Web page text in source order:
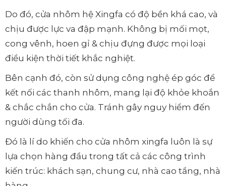
Do đó, cửa nhôm hệ Xingfa có độ bền khá cao, và
chịu được lực va đập mạnh. Không bị mối mọt,
cong vênh, hoen gỉ & chịu đựng được mọi loại
điều kiện thời tiết khắc nghiệt.
Bên cạnh đó, còn sử dụng công nghệ ép góc để
kết nối các thanh nhôm, mang lại độ khỏe khoắn
& chắc chắn cho cửa. Tránh gây nguy hiểm đến
người dùng tối đa.
Đó là lí do khiến cho cửa nhôm xingfa luôn là sự
lựa chọn hàng đầu trong tất cả các công trình
kiến trúc: khách sạn, chung cư, nhà cao tầng, nhà